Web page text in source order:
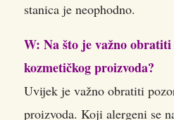
stanica je neophodno.
W: Na što je važno
kozmetičkog proizvoda?
Uvijek je važno obratiti
proizvoda. Koji alergeni se